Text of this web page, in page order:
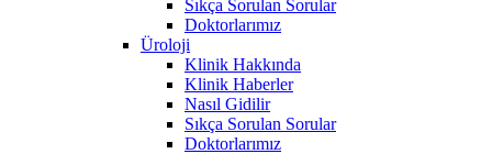
Sıkça Sorulan Sorular
Doktorlarımız
Üroloji
Klinik Hakkında
Klinik Haberler
Nasıl Gidilir
Sıkça Sorulan Sorular
Doktorlarımız